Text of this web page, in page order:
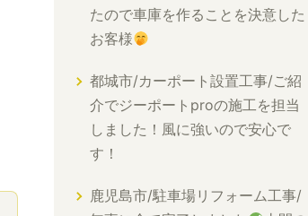
たので車庫を作ることを決意した
お客様
都城市/カーポート設置工事/ご紹
介でジーポートproの施工を担当
しました！風に強いので安心で
す！
鹿児島市/駐車場リフォーム工事/